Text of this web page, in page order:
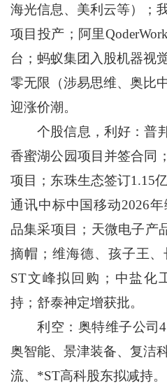
海光信息、美利云等）；
项目投产；阿里
台；蚂蚁集团入股机器视
零无限（涉易思维、奥比
迎涨价潮。
个股信息，利好：普邦
香蜜湖公园项目并签合同
项目；东珠生态签订1.15
通讯中标中国移动2026
品集采项目；天微电子产
摘帽；维海德、孩子王、
ST文峰拟回购；中盐化
持；舒泰神定增获批。
利空：奥特维子公司4
奥智能、景津装备、复洁
流、*ST高科股东拟减持。